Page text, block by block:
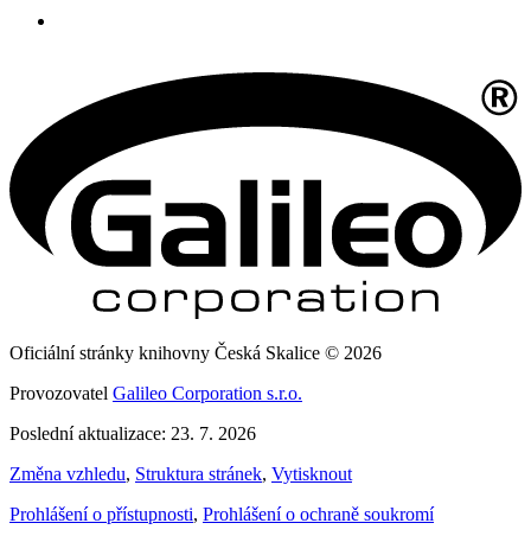
Oficiální stránky knihovny Česká Skalice © 2026
Provozovatel Galileo Corporation s.r.o.
Poslední aktualizace: 23. 7. 2026
Změna vzhledu, Struktura stránek, Vytisknout
Prohlášení o přístupnosti, Prohlášení o ochraně soukromí